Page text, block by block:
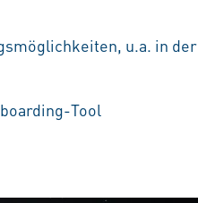
u.a. in der
Tool